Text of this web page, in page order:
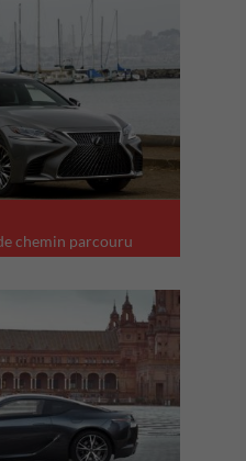
chemin parcouru